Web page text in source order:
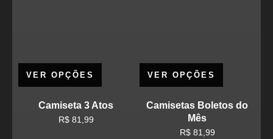
VER OPÇÕES
Camiseta 3 Atos
R$81,99
VER OPÇÕES
Camisetas Boletos do
Mês
R$81,99